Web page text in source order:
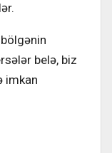
belə, biz
imkan